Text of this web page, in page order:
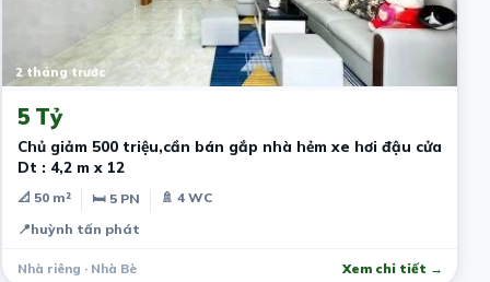
2 tháng trước
5 Tỷ
Chủ giảm 500 triệu,cần bán gắp nhà hẻm xe hơi đậu cửa
Dt : 4,2 m x 12
📐 50 m² 🛏 5 PN
🚿 4 WC
📍huỳnh tấn phát
Nhà riêng · Nhà Bè Xem chi tiết →